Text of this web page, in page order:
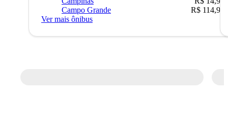
Campo Grande
R$ 114,90
Ver mais ônibus